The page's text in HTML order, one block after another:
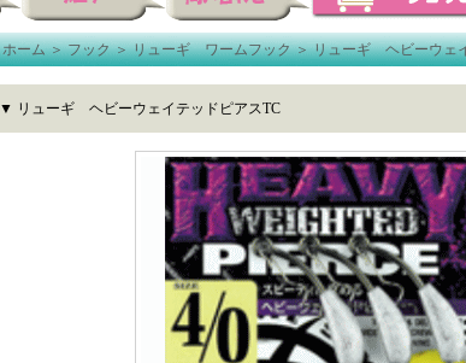
ホーム＞フック＞リューギ ワームフック＞リューギ ヘビーウェ
▼ リューギ ヘビーウェイテッドピアスTC